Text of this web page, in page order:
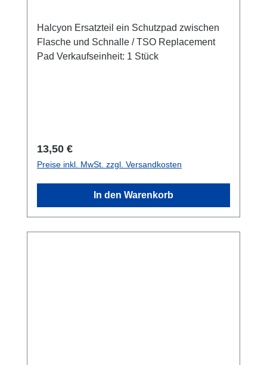
Halcyon Ersatzteil ein Schutzpad zwischen
Flasche und Schnalle / TSO Replacement
Pad Verkaufseinheit: 1 Stück
Regulärer Preis:
13,50 €
Preise inkl. MwSt. zzgl. Versandkosten
In den Warenkorb